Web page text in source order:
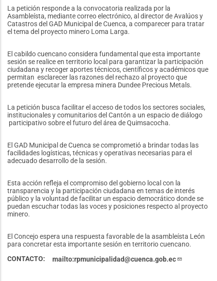
La petición responde a la convocatoria realizada por la
Asambleísta, mediante correo electrónico, al director de Avalúos y
Catastros del GAD Municipal de Cuenca, a comparecer para tratar
el tema del proyecto minero Loma Larga.
El cabildo cuencano considera fundamental que esta importante
sesión se realice en territorio local para garantizar la participación
ciudadana y recoger aportes técnicos, científicos y académicos que
permitan esclarecer las razones del rechazo al proyecto que
pretende ejecutar la empresa minera Dundee Precious Metals.
La petición busca facilitar el acceso de todos los sectores sociales,
institucionales y comunitarios del Cantón a un espacio de diálogo
participativo sobre el futuro del área de Quimsacocha.
El GAD Municipal de Cuenca se comprometió a brindar todas las
facilidades logísticas, técnicas y operativas necesarias para el
adecuado desarrollo de la sesión.
Esta acción refleja el compromiso del gobierno local con la
transparencia y la participación ciudadana en temas de interés
público y la voluntad de facilitar un espacio democrático donde se
puedan escuchar todas las voces y posiciones respecto al proyecto
minero.
El Concejo espera una respuesta favorable de la asambleísta León
para concretar esta importante sesión en territorio cuencano.
CONTACTO
mailto:rpmunicipalidad@cuenca.gob.ec